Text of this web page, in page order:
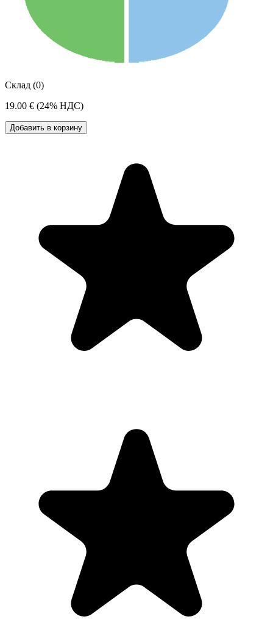
Склад (0)
19.00 € (24% НДС)
Добавить в корзину